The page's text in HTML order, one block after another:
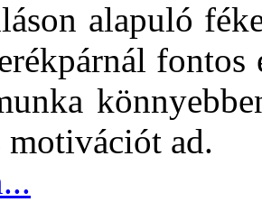
alapuló
fontos
motivációt ad.